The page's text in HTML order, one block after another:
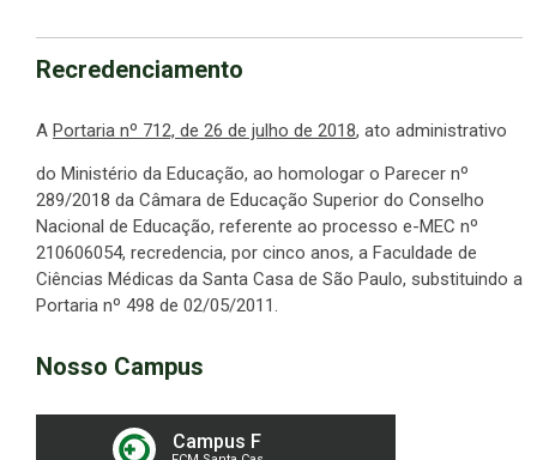
Recredenciamento
A Portaria nº 712, de 26 de julho de 2018, ato administrativo
do Ministério da Educação, ao homologar o Parecer nº
289/2018 da Câmara de Educação Superior do Conselho
Nacional de Educação, referente ao processo e-MEC nº
210606054, recredencia, por cinco anos, a Faculdade de
Ciências Médicas da Santa Casa de São Paulo, substituindo a
Portaria nº 498 de 02/05/2011.
Nosso Campus